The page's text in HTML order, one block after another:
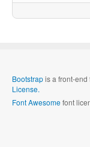
Bootstrapis a front-end
License.
Font Awesomefont